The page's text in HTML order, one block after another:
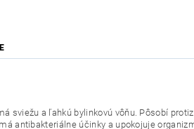
sviežu a ľahkú bylinkovú vôňu. Pôsobí
antibakteriálne účinky a upokojuje